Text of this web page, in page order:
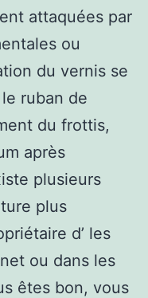
attaquées par
ou
du vernis se
ruban de
du frottis,
après
plusieurs
plus
d’ les
ou dans les
êtes bon, vous